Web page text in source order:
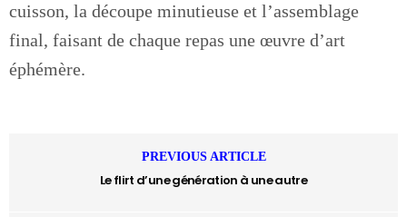
cuisson, la découpe minutieuse et l’assemblage
final, faisant de chaque repas une œuvre d’art
éphémère.
PREVIOUS ARTICLE
Le flirt d’une génération à une autre